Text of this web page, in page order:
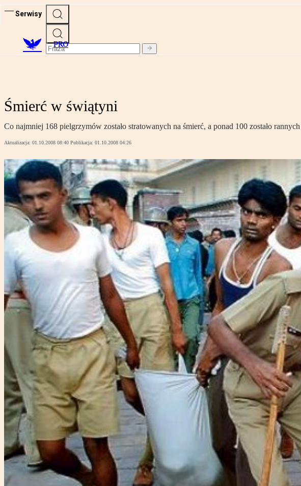
Serwisy
PRO
Śmierć w świątyni
Co najmniej 168 pielgrzymów zostało stratowanych na śmierć, a ponad 100 zostało
Aktualizacja: 01.10.2008 08:40 Publikacja: 01.10.2008 04:26